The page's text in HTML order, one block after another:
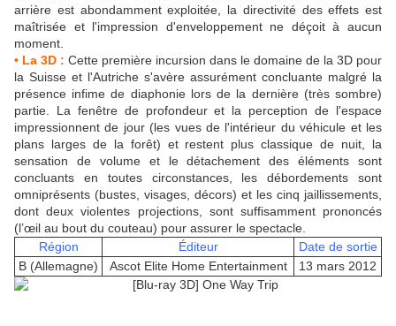
arrière est abondamment exploitée, la directivité des effets est
maîtrisée et l'impression d'enveloppement ne déçoit à aucun
moment.
• La 3D : Cette première incursion dans le domaine de la 3D pour
la Suisse et l'Autriche s'avère assurément concluante malgré la
présence infime de diaphonie lors de la dernière (très sombre)
partie. La fenêtre de profondeur et la perception de l'espace
impressionnent de jour (les vues de l'intérieur du véhicule et les
plans larges de la forêt) et restent plus classique de nuit, la
sensation de volume et le détachement des éléments sont
concluants en toutes circonstances, les débordements sont
omniprésents (bustes, visages, décors) et les cinq jaillissements,
dont deux violentes projections, sont suffisamment prononcés
(l’œil au bout du couteau) pour assurer le spectacle.
Région
Éditeur
Date de sortie
B (Allemagne)
Ascot Elite Home Entertainment 13 mars 2012